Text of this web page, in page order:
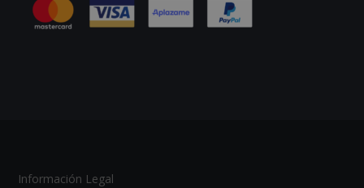
Información Legal